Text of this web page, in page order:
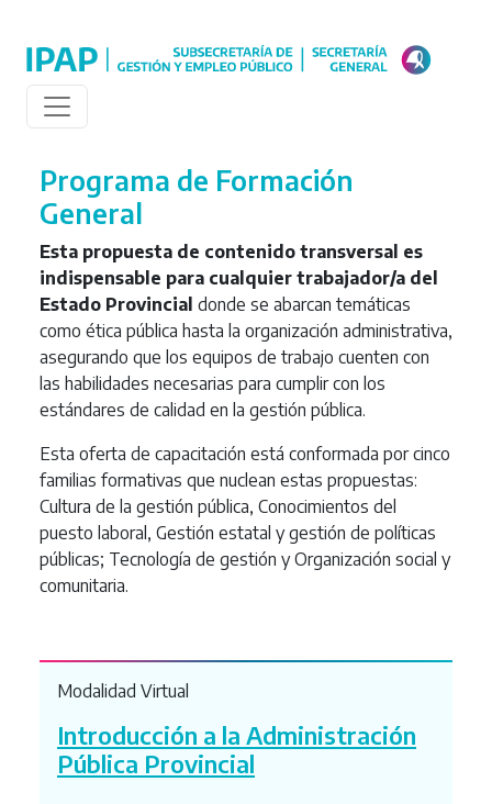
Programa de Formación
General
Esta propuesta de contenido transversal es
indispensable para cualquier trabajador/a del
Estado Provincial donde se abarcan temáticas
como ética pública hasta la organización administrativa,
asegurando que los equipos de trabajo cuenten con
las habilidades necesarias para cumplir con los
estándares de calidad en la gestión pública.
Esta oferta de capacitación está conformada por cinco
familias formativas que nuclean estas propuestas:
Cultura de la gestión pública, Conocimientos del
puesto laboral, Gestión estatal y gestión de políticas
públicas; Tecnología de gestión y Organización social y
comunitaria.
Modalidad Virtual
Introducción a la Administración
Pública Provincial